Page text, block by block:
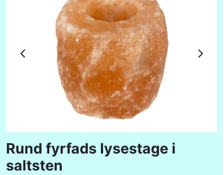
KRYSTAL SMYKKER
TAROTKORT
SOLFANGERE
ÆTERISKE OLIER
Rund fyrfads lysestage i
saltsten